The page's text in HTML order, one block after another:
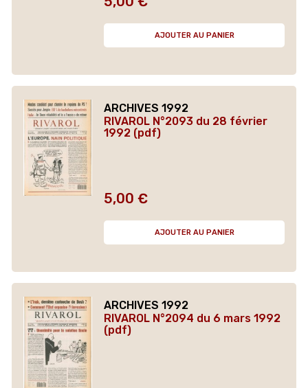
AJOUTER AU PANIER
ARCHIVES 1992
RIVAROL N°2093 du 28 février
1992 (pdf)
Prix
5,00 €
AJOUTER AU PANIER
ARCHIVES 1992
RIVAROL N°2094 du 6 mars 1992
(pdf)